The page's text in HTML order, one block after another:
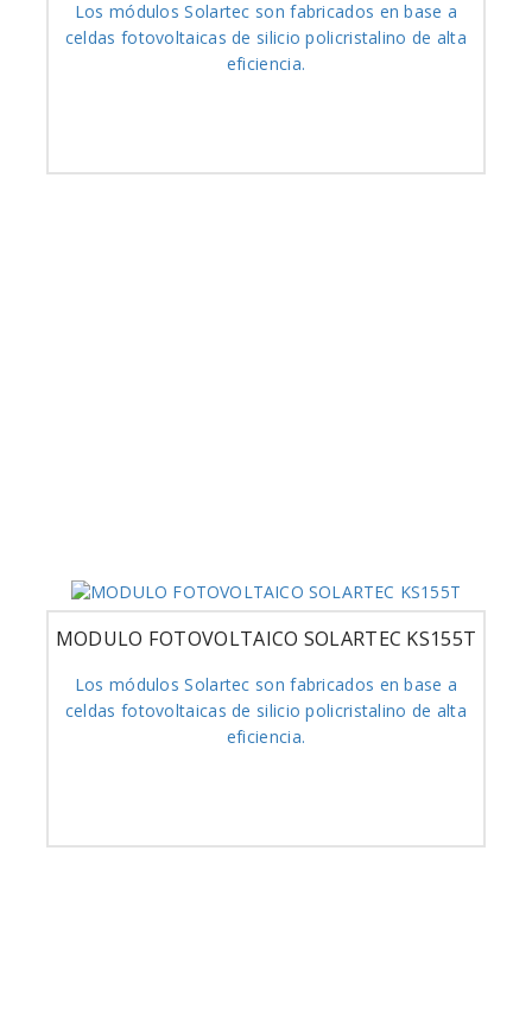
Los módulos Solartec son fabricados en base a
celdas fotovoltaicas de silicio policristalino de alta
eficiencia.
MODULO FOTOVOLTAICO SOLARTEC KS155T
Los módulos Solartec son fabricados en base a
celdas fotovoltaicas de silicio policristalino de alta
eficiencia.